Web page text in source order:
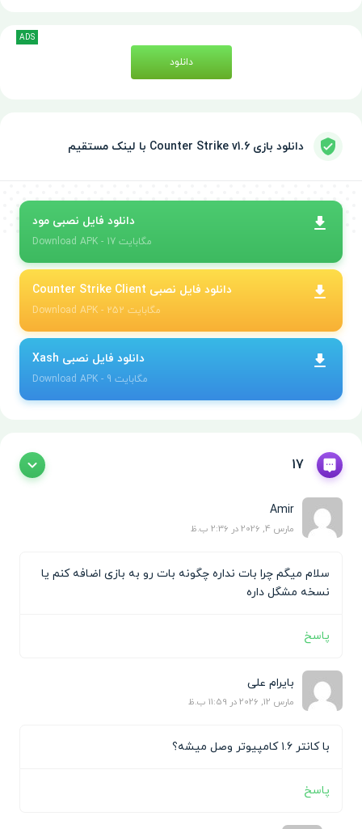
دانلود
ADS
دانلود بازی Counter Strike v1.6 با لینک مستقیم
دانلود فایل نصبی مود
Download APK - 17 مگابایت
دانلود فایل نصبی Counter Strike Client
Download APK - 252 مگابایت
دانلود فایل نصبی Xash
Download APK - 9 مگابایت
17
Amir
مارس 4, 2026 در 2:36 ب.ظ
سلام میگم چرا بات نداره چگونه بات رو به بازی اضافه کنم یا
نسخه مشگل داره
پاسخ
بایرام علی
مارس 12, 2026 در 11:59 ب.ظ
با کانتر ۱.۶ کامپیوتر وصل میشه؟
پاسخ